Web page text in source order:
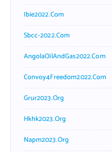
Ibie2022.com
Sbcc-2022.com
AngolaOilAndGas2022.com
Convoy4Freedom2022.com
Grur2023.org
Hkhk2023.org
Napm2023.org